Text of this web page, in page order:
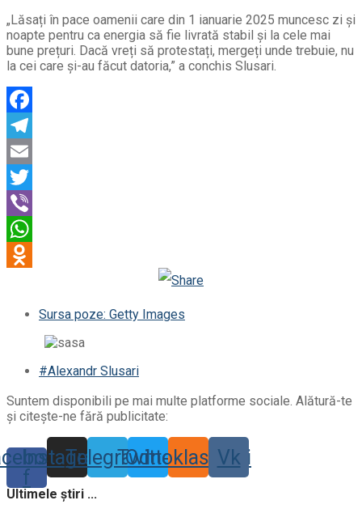
„Lăsați în pace oamenii care din 1 ianuarie 2025 muncesc zi și
noapte pentru ca energia să fie livrată stabil și la cele mai
bune prețuri. Dacă vreți să protestați, mergeți unde trebuie, nu
la cei care și-au făcut datoria,” a conchis Slusari.
Odnoklassniki
Sursa poze: Getty Images
#Alexandr Slusari
Suntem disponibili pe mai multe platforme sociale. Alătură-te
și citește-ne fără publicitate:
f
Instagram
TelegramTwitter
Odnoklassniki
Vk
Ultimele știri ...